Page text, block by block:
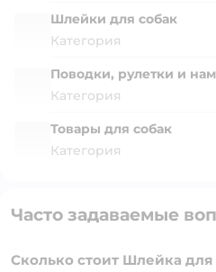
Шлейки для собак
Категория
Поводки, рулетки и
Категория
Товары для собак
Категория
Часто задаваемые
Сколько стоит Шлейка для